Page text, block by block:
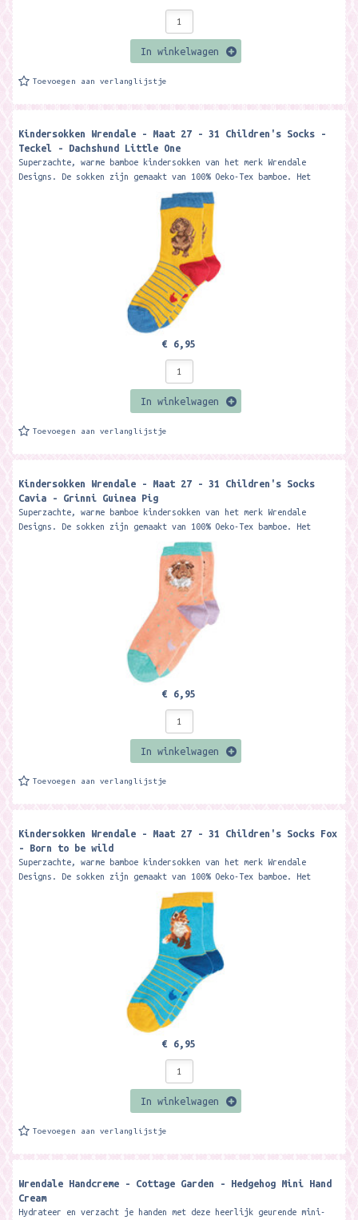
In winkelwagen
Toevoegen aan verlanglijstje
Kindersokken Wrendale - Maat 27 - 31 Children's Socks -
Teckel - Dachshund Little One
Superzachte, warme bamboe kindersokken van het merk Wrendale
Designs. De sokken zijn gemaakt van 100% Oeko-Tex bamboe. Het
€ 6,95
In winkelwagen
Toevoegen aan verlanglijstje
Kindersokken Wrendale - Maat 27 - 31 Children's Socks
Cavia - Grinni Guinea Pig
Superzachte, warme bamboe kindersokken van het merk Wrendale
Designs. De sokken zijn gemaakt van 100% Oeko-Tex bamboe. Het
€ 6,95
In winkelwagen
Toevoegen aan verlanglijstje
Kindersokken Wrendale - Maat 27 - 31 Children's Socks Fox
- Born to be wild
Superzachte, warme bamboe kindersokken van het merk Wrendale
Designs. De sokken zijn gemaakt van 100% Oeko-Tex bamboe. Het
€ 6,95
In winkelwagen
Toevoegen aan verlanglijstje
Wrendale Handcreme - Cottage Garden - Hedgehog Mini Hand
Cream
Hydrateer en verzacht je handen met deze heerlijk geurende mini-